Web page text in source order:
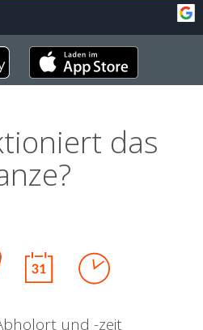
das
und -zeit